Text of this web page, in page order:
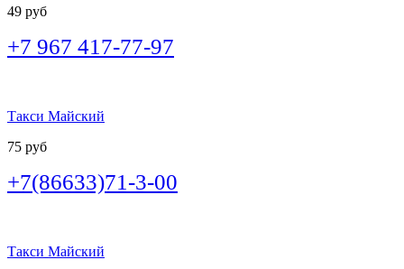
49 руб
+7 967 417-77-97
Такси Майский
75 руб
+7(86633)71-3-00
Такси Майский